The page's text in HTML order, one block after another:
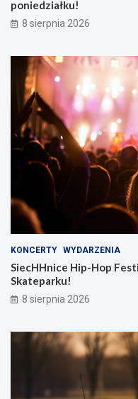
poniedziałku!
8 sierpnia 2026
KONCERTY WYDARZENIA
SiecHHnice Hip-Hop
Skateparku!
8 sierpnia 2026